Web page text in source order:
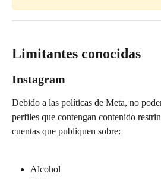
Limitantes conocidas
Instagram
Debido a las políticas de Meta, no
perfiles que contengan contenido
cuentas que publiquen sobre:
Alcohol